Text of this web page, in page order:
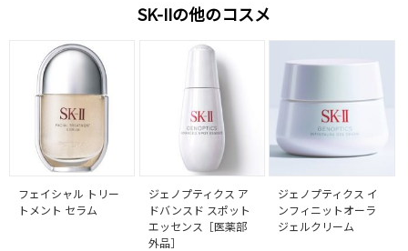
SK-IIの他のコスメ
フェイシャル トリー
トメント セラム
ジェノプティクス ア
ドバンスド スポット
エッセンス［医薬部
外品］
ジェノプティクス イ
ンフィニットオーラ
ジェルクリーム